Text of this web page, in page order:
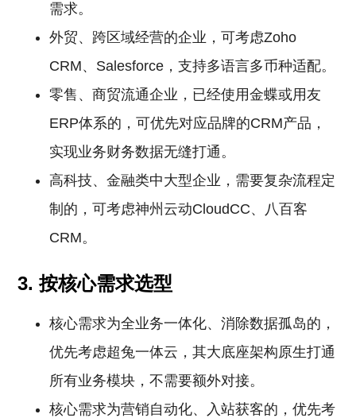
需求。
外贸、跨区域经营的企业，可考虑Zoho
CRM、Salesforce，支持多语言多币种适配。
零售、商贸流通企业，已经使用金蝶或用友
ERP体系的，可优先对应品牌的CRM产品，
实现业务财务数据无缝打通。
高科技、金融类中大型企业，需要复杂流程定
制的，可考虑神州云动CloudCC、八百客
CRM。
3. 按核心需求选型
核心需求为全业务一体化、消除数据孤岛的，
优先考虑超兔一体云，其大底座架构原生打通
所有业务模块，不需要额外对接。
核心需求为营销自动化、入站获客的，优先考